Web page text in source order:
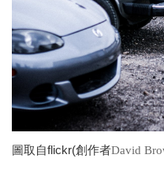
圖取自flickr(創作者David